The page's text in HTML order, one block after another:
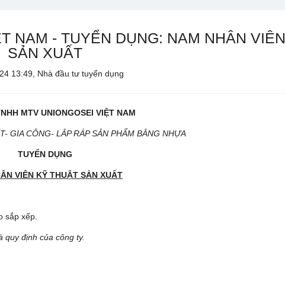
NAM - TUYỂN DỤNG: NAM NHÂN
SẢN XUẤT
13:49, Nhà đầu tư tuyển dụng
MTV UNIONGOSEI VIỆT NAM
GIA CÔNG- LẮP RÁP SẢN PHẨM BẰNG NHỰA
TUYỂN DỤNG
VIÊN KỸ THUẬT SẢN XUẤT
sắp xếp.
quy định của công ty.